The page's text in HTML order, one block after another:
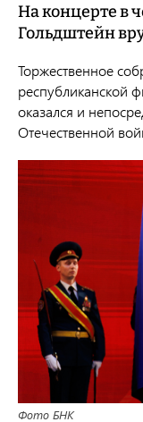
На концерте в
Гольдштейн
Торжественное
республиканской
оказался и
Отечественной
Фото БНК